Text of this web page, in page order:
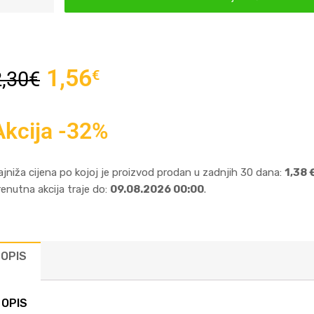
€ 1,56€
-32%
cijena po kojoj je proizvod prodan u zadnjih 30 dana: 1,38
akcija traje do: 09.08.2026 00:00.
OPIS
OPIS